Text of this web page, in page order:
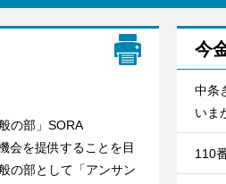
の部」SORA
会を提供することを目
の部として「アンサン
今
中条
いま
110